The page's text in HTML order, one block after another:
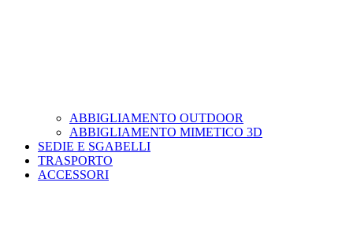
ABBIGLIAMENTO OUTDOOR
ABBIGLIAMENTO MIMETICO 3D
SEDIE E SGABELLI
TRASPORTO
ACCESSORI